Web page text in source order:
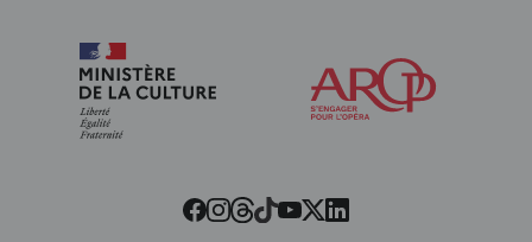
Facebook
Instagram
Threads
Tiktok
Youtube
Twitter
LinkedIn